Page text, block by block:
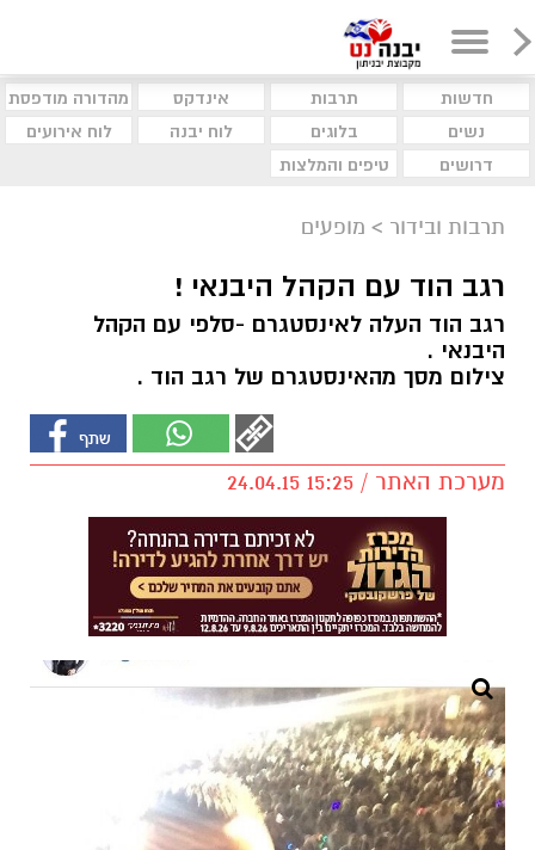
חדשות תרבות אינדקס
מהדורה מודפסת
נשים
בלוגים לוח יבנה
לוח אירועים
דרושים
טיפים והמלצות
תרבות ובידור > מופעים
רגב הוד עם הקהל היבנאי !
רגב הוד העלה לאינסטגרם -סלפי עם הקהל
היבנאי .
צילום מסך מהאינסטגרם של רגב הוד .
מערכת האתר / 15:25 24.04.15